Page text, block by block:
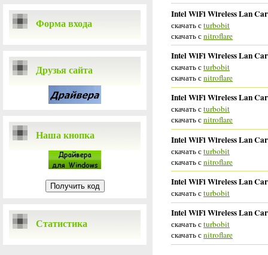
Форма входа
Друзья сайта
Наша кнопка
Статистика
Intel WiFi Wireless Lan
скачать сturbobit
скачать сnitroflare
Intel WiFi Wireless Lan
скачать сturbobit
скачать сnitroflare
Intel WiFi Wireless Lan
скачать сturbobit
скачать сnitroflare
Intel WiFi Wireless Lan
скачать сturbobit
скачать сnitroflare
Intel WiFi Wireless Lan
скачать сturbobit
Intel WiFi Wireless Lan
скачать сturbobit
скачать сnitroflare